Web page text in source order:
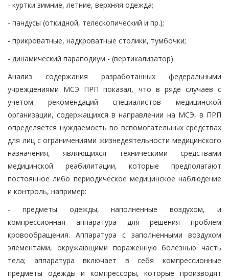
- куртки зимние, летние, верхняя одежда;
- пандусы (откидной, телескопический и пр.);
- прикроватные, надкроватные столики, тумбочки;
- динамический параподиум - (вертикализатор).
Анализ содержания разработанных федеральными
учреждениями МСЭ ПРП показал, что в ряде случаев с
учетом рекомендаций специалистов медицинской
организации, содержащихся в направлении на МСЭ, в ПРП
определяется нуждаемость во вспомогательных средствах
для лиц с ограничениями жизнедеятельности медицинского
назначения, являющихся техническими средствами
медицинской реабилитации, которые предполагают
постоянное либо периодическое медицинское наблюдение
и контроль, например:
- предметы одежды, наполненные воздухом, и
компрессионная аппаратура для решения проблем
кровообращения. Аппаратура с заполненными воздухом
элементами, окружающими пораженную болезнью часть
тела; аппаратура включает в себя компрессионные
предметы одежды и компрессоры, которые производят